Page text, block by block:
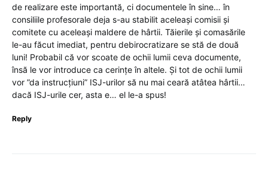
de realizare este importantă, ci documentele în sine… în
consiliile profesorale deja s-au stabilit aceleași comisii și
comitete cu aceleași maldere de hârtii. Tăierile și comasările
le-au făcut imediat, pentru debirocratizare se stă de două
luni! Probabil că vor scoate de ochii lumii ceva documente,
însă le vor introduce ca cerințe în altele. Și tot de ochii lumii
vor ”da instrucțiuni” ISJ-urilor să nu mai ceară atâtea hârtii…
dacă ISJ-urile cer, asta e… el le-a spus!
Reply